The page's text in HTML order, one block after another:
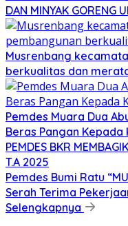
DAN MINYAK GORENG
Musrenbang
berkualitas dan
Pemdes Muara Dua
Beras Pangan Kepada
PEMDES BKR
T.A 2025
Pemdes Bumi Ratu
Serah Terima
Selengkapnya